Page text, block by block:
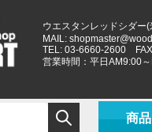
ウエスタンレッドシダー
MAIL:
TEL: 03-6660-2600
営業時間：平日AM9:00
商